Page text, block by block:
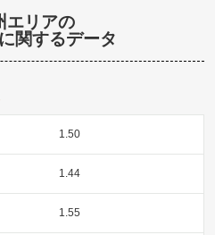
エリアの
関するデータ
1.50
1.44
1.55